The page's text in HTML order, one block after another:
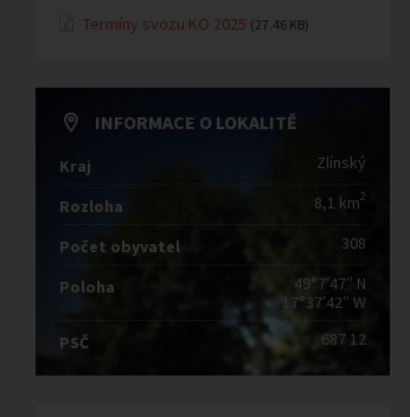
Termíny svozu KO 2025 (27.46 KB)
INFORMACE O LOKALITĚ
Kraj Zlínský
Rozloha 8,1 km2
Počet obyvatel 308
Poloha
49°7′47″ N
17°37′42″ W
PSČ
687 12